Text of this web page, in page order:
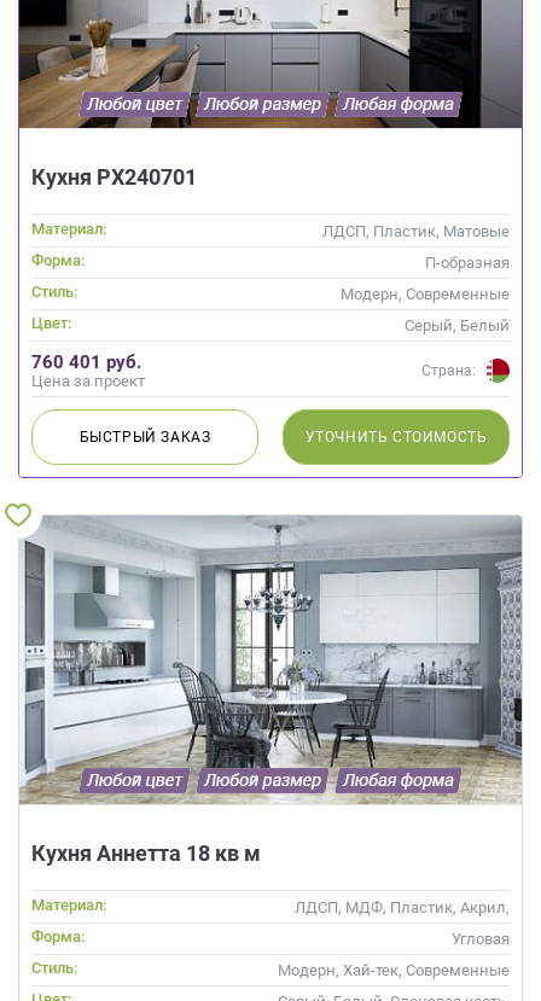
Кухня РХ240701
Материал:
ЛДСП, Пластик, Матовые
Форма:
П-образная
Стиль:
Модерн, Современные
Цвет:
Серый, Белый
760 401 руб.
Цена за проект
Страна:
БЫСТРЫЙЗАКАЗ УТОЧНИТЬ СТОИМОСТЬ
Кухня Аннетта 18 кв м
Материал:
ЛДСП, МДФ, Пластик, Акрил,
Alvic / УФ лак, Массив,
Глянцевые
Форма:
Угловая
Стиль:
Модерн, Хай-тек, Современные